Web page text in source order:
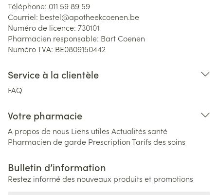
Téléphone: 011 59 89 59
Courriel: bestel@apotheekcoenen.be
Numéro de licence: 730101
Pharmacien responsable: Bart Coenen
Numéro TVA: BE0809150442
Service à la clientèle
FAQ
Votre pharmacie
A propos de nous Liens utiles Actualités santé
Pharmacien de garde PrescriptionTarifs des soins
Bulletin d’information
Restez informé des nouveaux produits et promotions